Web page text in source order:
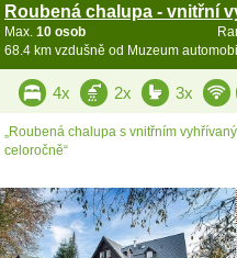
Max. 10 osob
68.4 km vzdušně od Muzeum
4x 2x 3x
„Roubená chalupa s vnitřním
celoročně“